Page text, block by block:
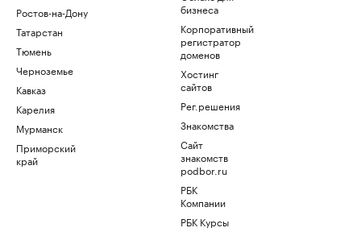
Ростов-на-Дону
Татарстан
Тюмень
Черноземье
Кавказ
Карелия
Мурманск
Приморский
край
бизнеса
Корпоративный
регистратор
доменов
Хостинг
сайтов
Рег.решения
Знакомства
Сайт
знакомств
podbor.ru
РБК
Компании
РБК Курсы